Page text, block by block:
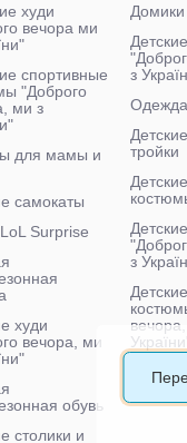
худи
вечора ми
спортивные
"Доброго
ми з
для мамы и
самокаты
Surprise
худи
вечора, ми
обувь
столики и
Домики
з
Одежда
тройки
з